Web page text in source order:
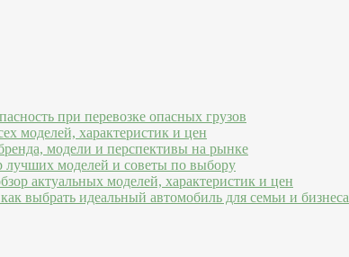
при перевозке опасных грузов
моделей, характеристик и цен
модели и перспективы на рынке
лучших моделей и советы по выбору
актуальных моделей, характеристик и цен
выбрать идеальный автомобиль для семьи и бизнеса